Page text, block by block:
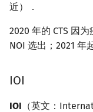
近）．
2020 年的 CTS 因
NOI 选出；2021 年
IOI
IOI （英文：